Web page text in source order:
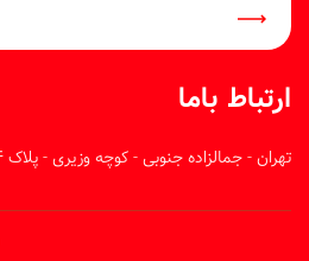
ارتباط باما
تهران - جمالزاده جنوبی - کوچه وزیری - پلاک 94